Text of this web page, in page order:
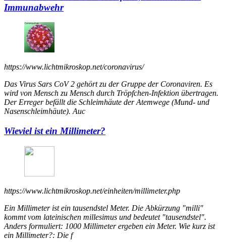
Immunabwehr
https://www.lichtmikroskop.net/coronavirus/
Das Virus Sars CoV 2 gehört zu der Gruppe der Coronaviren. Es
wird von Mensch zu Mensch durch Tröpfchen-Infektion übertragen.
Der Erreger befällt die Schleimhäute der Atemwege (Mund- und
Nasenschleimhäute). Auc
Wieviel ist ein Millimeter?
https://www.lichtmikroskop.net/einheiten/millimeter.php
Ein Millimeter ist ein tausendstel Meter. Die Abkürzung "milli"
kommt vom lateinischen millesimus und bedeutet "tausendstel".
Anders formuliert: 1000 Millimeter ergeben ein Meter. Wie kurz ist
ein Millimeter?: Die f